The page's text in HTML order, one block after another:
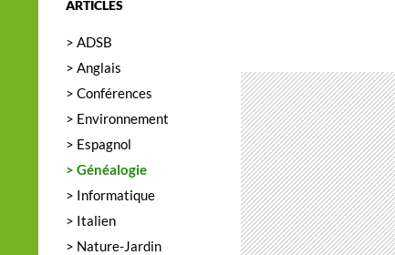
ARTICLES
> ADSB
> Anglais
> Conférences
> Environnement
> Espagnol
> Généalogie
> Informatique
> Italien
> Nature-Jardin